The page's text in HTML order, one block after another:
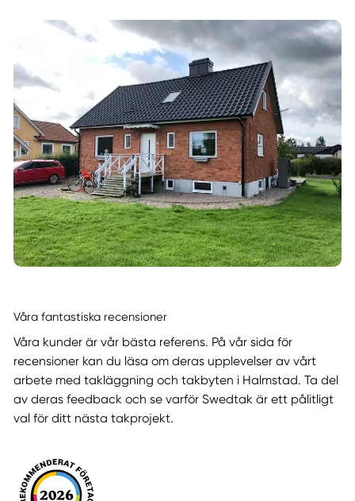
Våra fantastiska recensioner
Våra kunder är vår bästa referens. På vår sida för
recensioner kan du läsa om deras upplevelser av vårt
arbete med takläggning och takbyten i Halmstad. Ta del
av deras feedback och se varför Swedtak är ett pålitligt
val för ditt nästa takprojekt.